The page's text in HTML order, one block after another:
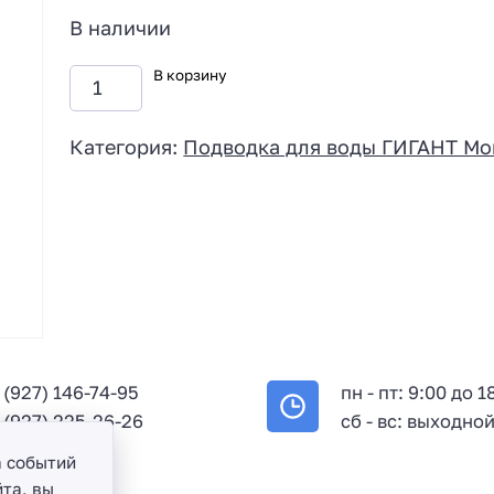
В наличии
В корзину
Категория: Подводка для воды ГИГАНТ
(927) 146-74-95
(927) 225-26-26
пн - пт: 9:00 до
сб - вс: выходной
событий
вы